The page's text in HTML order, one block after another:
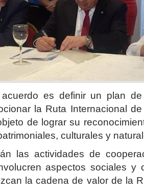
es definir un plan
la Ruta Internacional
de lograr su
culturales y
las actividades de
aspectos sociales y
la cadena de valor de la